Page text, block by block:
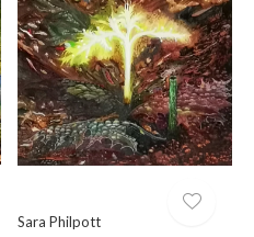
Sara Philpott